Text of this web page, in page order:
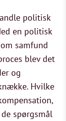
politisk
en politisk
samfund
blev det
og
Hvilke
spørgsmål